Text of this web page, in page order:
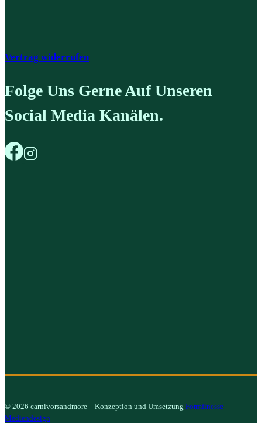
Vertrag widerrufen
Folge Uns Gerne Auf Unseren
Social Media Kanälen.
© 2026 carnivorsandmore – Konzeption und Umsetzung Formfinesse
Mediendesign